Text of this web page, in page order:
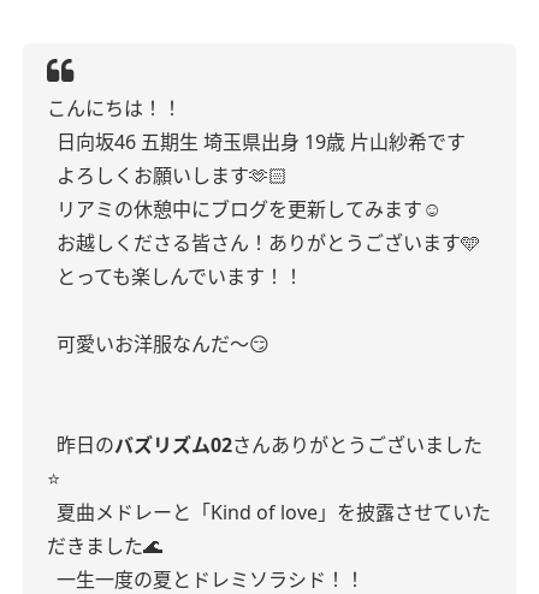
こんにちは！！
日向坂46 五期生 埼玉県出身 19歳 片山紗希です
よろしくお願いします🫶🏻
リアミの休憩中にブログを更新してみます☺️
お越しくださる皆さん！ありがとうございます🩵
とっても楽しんでいます！！
可愛いお洋服なんだ〜😏
昨日のバズリズム02さんありがとうございました
⭐️
夏曲メドレーと「Kind of love」を披露させていた
だきました🌊
一生一度の夏とドレミソラシド！！